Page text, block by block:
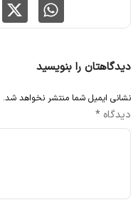
دیدگاهتان را بنویسید
نشانی ایمیل شما منتشر نخواهد شد.
دیدگاه *